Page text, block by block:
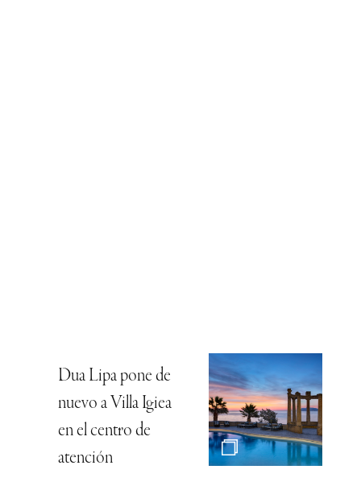
Dua Lipa pone de
nuevo a Villa Igiea
en el centro de
atención